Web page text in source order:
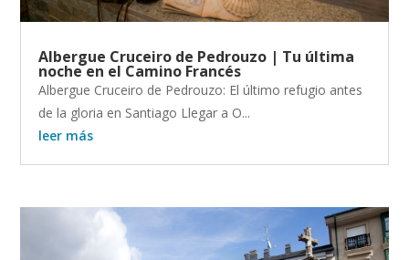
Albergue Cruceiro de Pedrouzo | Tu última
noche en el Camino Francés
Albergue Cruceiro de Pedrouzo: El último refugio antes
de la gloria en Santiago Llegar a O...
leer más